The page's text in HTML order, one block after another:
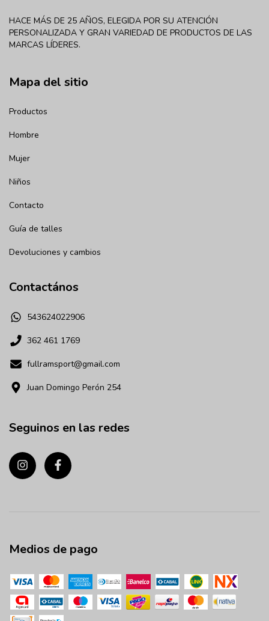
HACE MÁS DE 25 AÑOS, ELEGIDA POR SU ATENCIÓN
PERSONALIZADA Y GRAN VARIEDAD DE PRODUCTOS DE LAS
MARCAS LÍDERES.
Mapa del sitio
Productos
Hombre
Mujer
Niños
Contacto
Guía de talles
Devoluciones y cambios
Contactános
543624022906
362 461 1769
fullramsport@gmail.com
Juan Domingo Perón 254
Seguinos en las redes
Medios de pago